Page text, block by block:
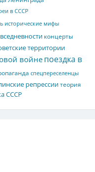
в СССР
исторические мифы
концерты
территории
войнепоездка в
спецпереселенцы
репрессиитеория
СССР